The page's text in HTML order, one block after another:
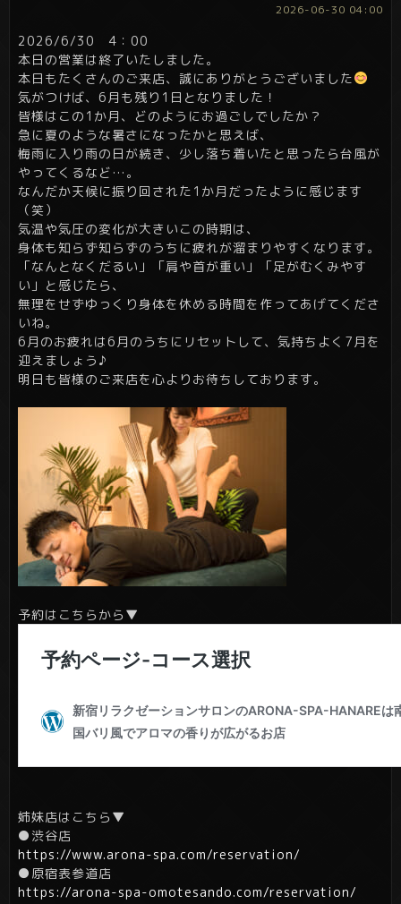
2026-06-30 04:00
2026/6/30 4：00
本日の営業は終了いたしました。
本日もたくさんのご来店、誠にありがとうございました
気がつけば、6月も残り1日となりました！
皆様はこの1か月、どのようにお過ごしでしたか？
急に夏のような暑さになったかと思えば、
梅雨に入り雨の日が続き、少し落ち着いたと思ったら台風が
やってくるなど…。
なんだか天候に振り回された1か月だったように感じます
（笑）
気温や気圧の変化が大きいこの時期は、
身体も知らず知らずのうちに疲れが溜まりやすくなります。
「なんとなくだるい」「肩や首が重い」「足がむくみやす
い」と感じたら、
無理をせずゆっくり身体を休める時間を作ってあげてくださ
いね。
6月のお疲れは6月のうちにリセットして、気持ちよく7月を
迎えましょう♪
明日も皆様のご来店を心よりお待ちしております。
予約はこちらから▼
姉妹店はこちら▼
●渋谷店
https://www.arona-spa.com/reservation/
●原宿表参道店
https://arona-spa-omotesando.com/reservation/